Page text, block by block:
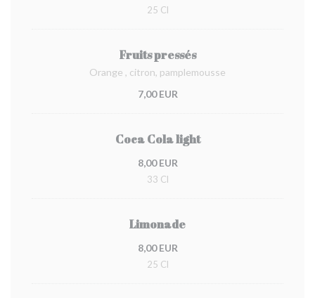
25 Cl
Fruits pressés
Orange , citron, pamplemousse
7,00 EUR
Coca Cola light
8,00 EUR
33 Cl
Limonade
8,00 EUR
25 Cl